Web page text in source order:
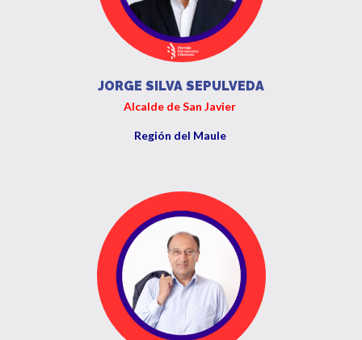
JORGE SILVA SEPULVEDA
Alcalde de San Javier
Región del Maule